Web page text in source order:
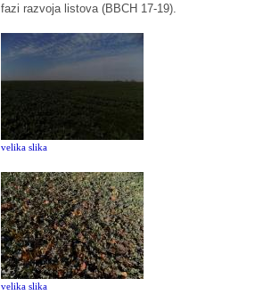
fazi razvoja listova (BBCH 17-19).
velika slika
velika slika